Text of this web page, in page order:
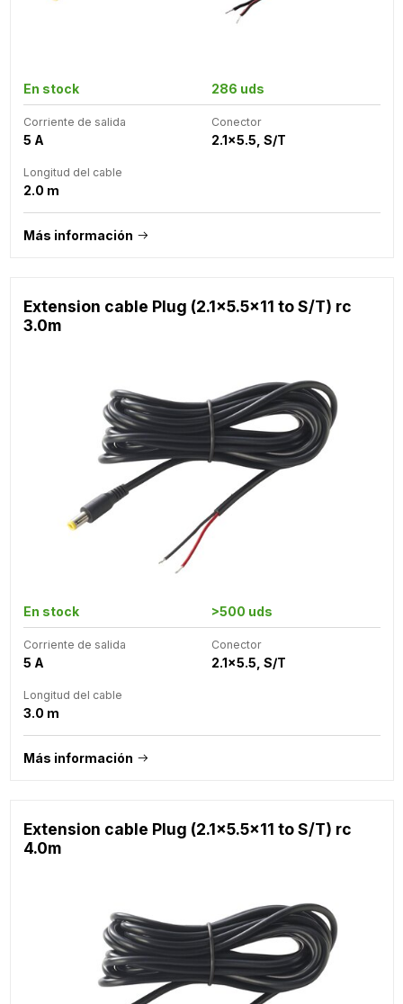
En stock 286 uds
Corriente de salida
5 A
Conector
2.1x5.5, S/T
Longitud del cable
2.0 m
Más información
Extension cable Plug (2.1x5.5x11 to S/T) rc
3.0m
En stock >500 uds
Corriente de salida
5 A
Conector
2.1x5.5, S/T
Longitud del cable
3.0 m
Más información
Extension cable Plug (2.1x5.5x11 to S/T) rc
4.0m